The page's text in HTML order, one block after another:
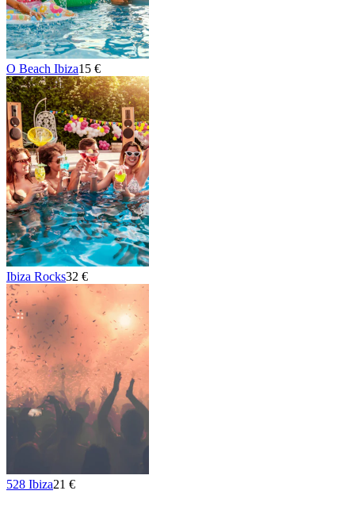
O Beach Ibiza15 €
Ibiza Rocks32 €
528 Ibiza21 €